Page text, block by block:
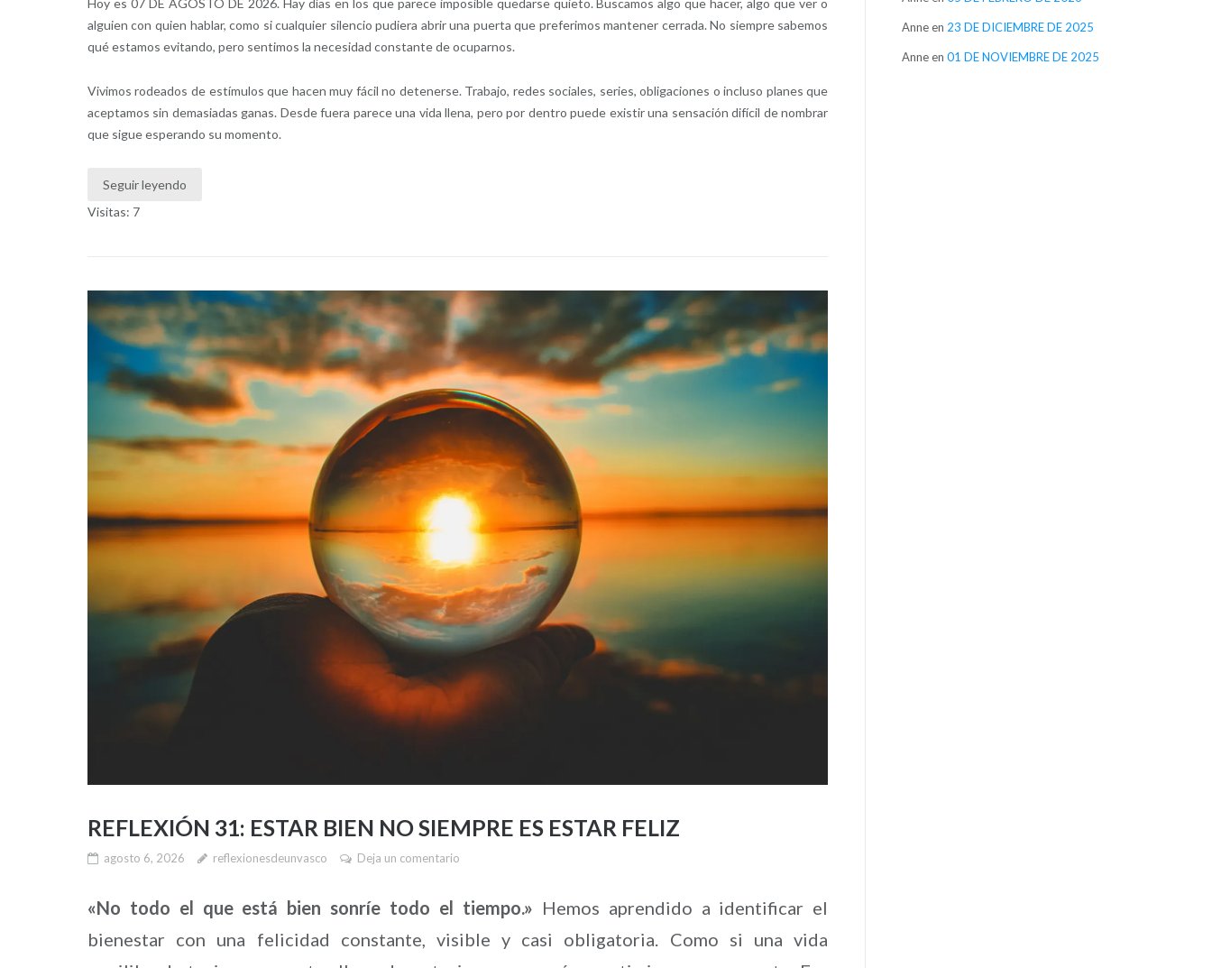
Hoy es 07 DE AGOSTO DE 2026. Hay días en los que parece imposible quedarse quieto. Buscamos algo que hacer, algo que ver o
alguien con quien hablar, como si cualquier silencio pudiera abrir una puerta que preferimos mantener cerrada. No siempre sabemos
qué estamos evitando, pero sentimos la necesidad constante de ocuparnos.
Vivimos rodeados de estímulos que hacen muy fácil no detenerse. Trabajo, redes sociales, series, obligaciones o incluso planes que
aceptamos sin demasiadas ganas. Desde fuera parece una vida llena, pero por dentro puede existir una sensación difícil de nombrar
que sigue esperando su momento.
Seguir leyendo
Visitas: 7
REFLEXIÓN 31: ESTAR BIEN NO SIEMPRE ES ESTAR FELIZ
agosto 6, 2026 reflexionesdeunvasco Deja un comentario
«No todo el que está bien sonríe todo el tiempo.» Hemos aprendido a identificar el
bienestar con una felicidad constante, visible y casi obligatoria. Como si una vida
Anneen 23 DE DICIEMBRE DE 2025
Anneen 01 DE NOVIEMBRE DE 2025